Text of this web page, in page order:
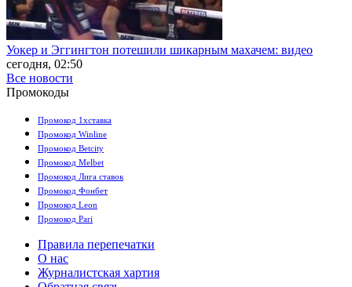
Уокер и Эггингтон потешили шикарным махачем: видео
сегодня, 02:50
Все новости
Промокоды
Промокод 1хставка
Промокод Winline
Промокод Betcity
Промокод Melbet
Промокод Лига ставок
Промокод Фонбет
Промокод Leon
Промокод Pari
Правила перепечатки
О нас
Журналистская хартия